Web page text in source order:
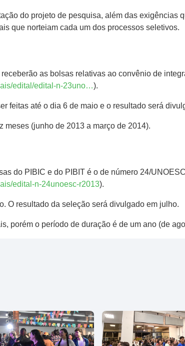
do projeto de pesquisa, além das exigências
que norteiam cada um dos processos seletivos.
as bolsas relativas ao convênio de
edital/edital-n-23uno…).
feitas até o dia 6 de maio e o resultado será
meses (junho de 2013 a março de 2014).
do PIBIC e do PIBIT é o de número 24/
edital-n-24unoesc-r2013).
O resultado da seleção será divulgado em julho.
porém o período de duração é de um ano (de